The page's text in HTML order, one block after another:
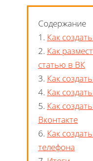
Содержание
1. Как
2. Как
статью в ВК
3. Как
4. Как
5. Как
Вконтакте
6. Как
телефона